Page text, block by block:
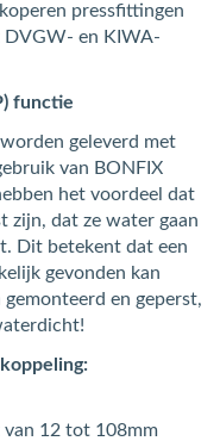
pressfittingen
DVGW- en KIWA-
functie
geleverd met
van BONFIX
het voordeel dat
zijn, dat ze water gaan
Dit betekent dat een
gevonden kan
en geperst,
van 12 tot 108mm